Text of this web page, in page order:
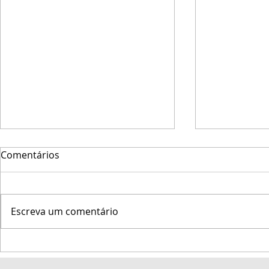
Marinha do Brasil promove
a 47ª Regata Marcílio Dias
Veleiro
Semana
Comentários
Escreva um comentário